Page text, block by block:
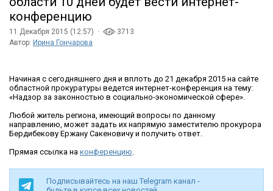
конференцию
11 Декабря 2015 (12:57) ·
3713
Автор: Ирина Гончарова
Начиная с сегодняшнего дня и вплоть до 21 декабря 2015 на сайте
областной прокуратуры ведется интернет-конференция на тему:
«Надзор за законностью в социально-экономической сфере».
Любой житель региона, имеющий вопросы по данному
направлению, может задать их напрямую заместителю прокурора
Бердибекову Ержану Сакеновичу и получить ответ.
Прямая ссылка на конференцию.
Подписывайтесь на наш Telegram канал -